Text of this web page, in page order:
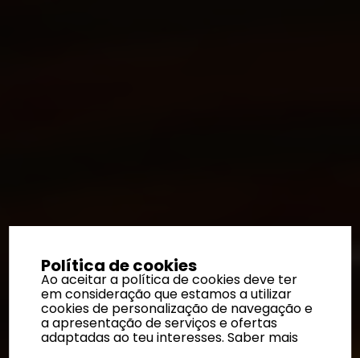
Política de cookies
Ao aceitar a política de cookies deve ter
em consideração que estamos a utilizar
cookies de personalização de navegação e
a apresentação de serviços e ofertas
adaptadas ao teu interesses.Saber mais